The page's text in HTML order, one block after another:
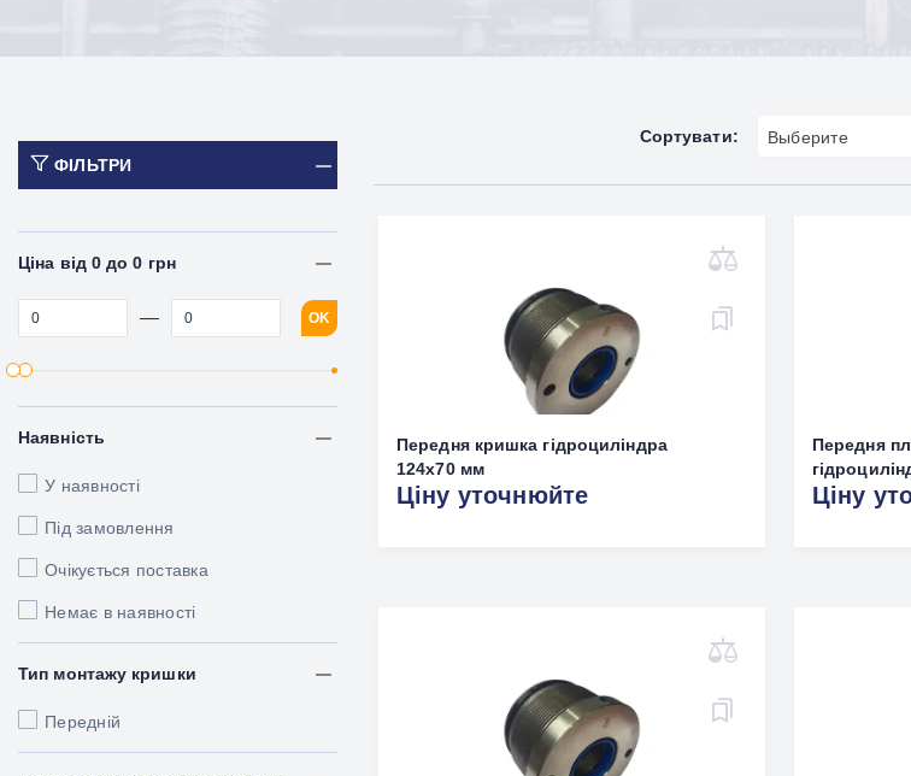
ФІЛЬТРИ
Ціна від 0 до 0 грн
— OK
Наявність
У наявності
Під замовлення
Очікується поставка
Немає в наявності
Тип монтажу кришки
Передній
Сортувати: Выберите
Передня кришка гідроциліндра
124x70 мм
Ціну уточнюйте
Передня
Ціну